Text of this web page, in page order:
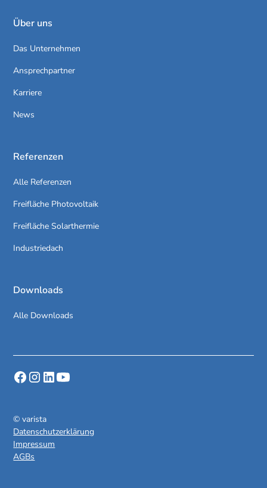
Über uns
Das Unternehmen
Ansprechpartner
Karriere
News
Referenzen
Alle Referenzen
Freifläche Photovoltaik
Freifläche Solarthermie
Industriedach
Downloads
Alle Downloads
© varista
Datenschutzerklärung
Impressum
AGBs